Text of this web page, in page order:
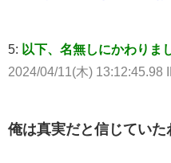
5: 以下、名無しにかわりま
2024/04/11(木) 13:12:45.98
俺は真実だと信じていた